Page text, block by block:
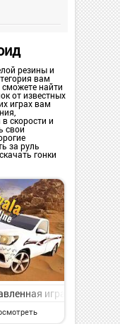
резины и
вам
найти
от известных
играх вам
скорости и
свои
за руль
гонки
Car Games на
игра Хагвала